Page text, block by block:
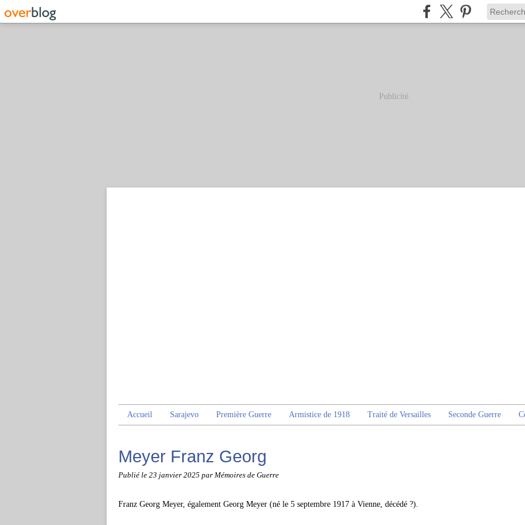
Publicité
Accueil Sarajevo Première Guerre Armistice de 1918 Traité de Versailles Seconde Guerre
Meyer Franz Georg
Publié le 23 janvier 2025 par Mémoires de Guerre
Franz Georg Meyer, également Georg Meyer (né le 5 septembre 1917 à Vienne, décédé ?).